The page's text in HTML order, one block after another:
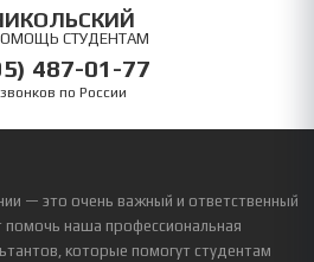
СТУДЕНТАМ
487-01-77
по России
— это очень важный и ответственный
наша профессиональная
которые помогут студентам